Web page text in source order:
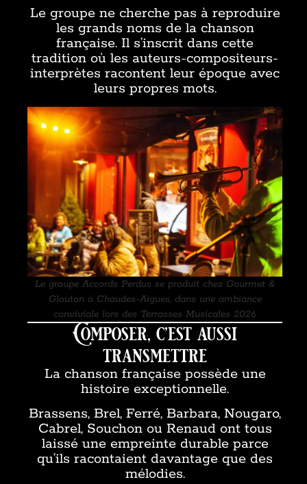
Le groupe ne cherche pas à reproduire
les grands noms de la chanson
française. Il s’inscrit dans cette
tradition où les auteurs-compositeurs-
interprètes racontent leur époque avec
leurs propres mots.
Le groupe Accords Perdus se produit chez Gourmet &
Glouton à Chaudes-Aigues, dans une ambiance
conviviale lors des Terrasses Musicales 2026.
Composer, c’est aussi
transmettre
La chanson française possède une
histoire exceptionnelle.
Brassens, Brel, Ferré, Barbara, Nougaro,
Cabrel, Souchon ou Renaud ont tous
laissé une empreinte durable parce
qu’ils racontaient davantage que des
mélodies.